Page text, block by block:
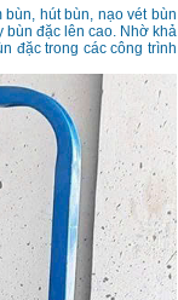
hút bùn, nạo vét bùn
bùn đặc lên cao. Nhờ khả
đặc trong các công trình